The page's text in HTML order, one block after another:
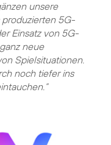
unsere
5G-
Einsatz von 5G-
neue
Spielsituationen.
noch tiefer ins